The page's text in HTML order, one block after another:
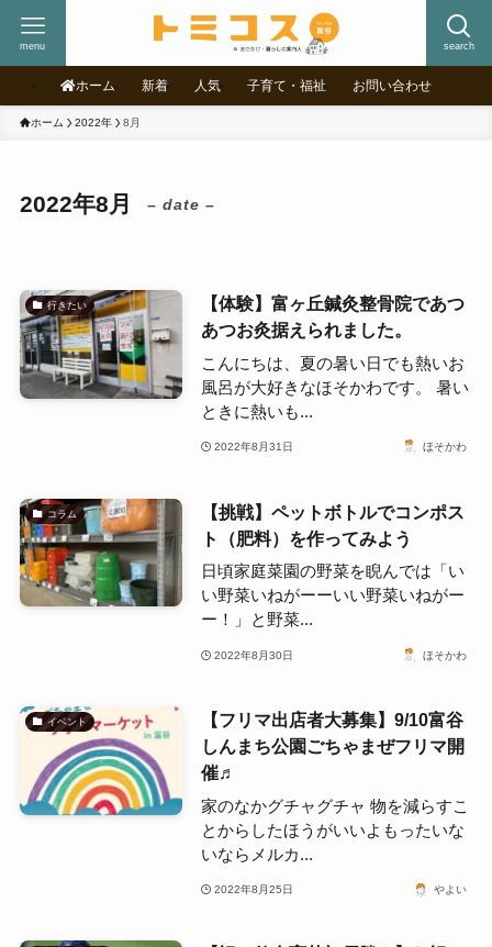
search
menu
ホーム 新着 人気 子育て・福祉 お問い合わせ
ホーム 2022年 8月
2022年8月 – date –
行きたい
【体験】富ヶ丘鍼灸整骨院であつ
あつお灸据えられました。
こんにちは、夏の暑い日でも熱いお
風呂が大好きなほそかわです。 暑い
ときに熱いも...
2022年8月31日 ほそかわ
コラム
【挑戦】ペットボトルでコンポス
ト（肥料）を作ってみよう
日頃家庭菜園の野菜を睨んでは「い
い野菜いねがーーいい野菜いねがー
ー！」と野菜...
2022年8月30日 ほそかわ
イベント
【フリマ出店者大募集】9/10富谷
しんまち公園ごちゃまぜフリマ開
催♬
家のなかグチャグチャ 物を減らすこ
とからしたほうがいいよもったいな
いならメルカ...
2022年8月25日 やよい